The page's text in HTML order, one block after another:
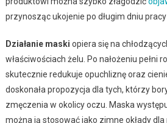
przynosząc ukojenie po długim dniu
Działanie maski opiera się na
właściwościach żelu. Po nałożeniu pełni
skutecznie redukuje opuchliznę oraz
doskonała propozycja dla tych, którzy
zmęczenia w okolicy oczu. Maska
można ją stosować jako zimne okłady